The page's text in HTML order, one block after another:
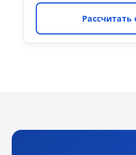
Рассчитать